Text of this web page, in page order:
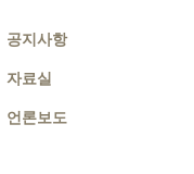
공지사항
자료실
언론보도